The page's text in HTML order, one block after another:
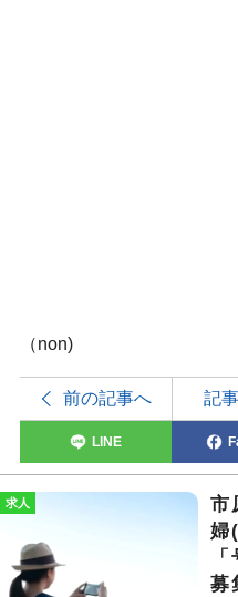
（non)
前の記事へ 記
LINE
求人
市
婦
募